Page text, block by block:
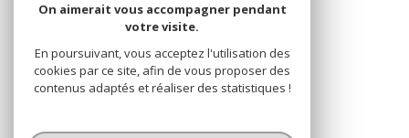
On aimerait vous accompagner pendant
votre visite.
En poursuivant, vous acceptez l'utilisation des
cookies par ce site, afin de vous proposer des
contenus adaptés et réaliser des statistiques !